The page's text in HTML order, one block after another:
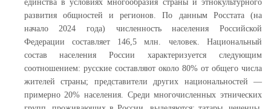
единства в условиях многообразия страны и этнокультурного
развития общностей и регионов. По данным Росстата (на
начало 2024 года) численность населения Российской
Федерации составляет 146,5 млн. человек. Национальный
состав населения России характеризуется следующим
соотношением: русские составляют около 80% от общего числа
жителей страны; представители других национальностей —
примерно 20% населения. Среди многочисленных этнических